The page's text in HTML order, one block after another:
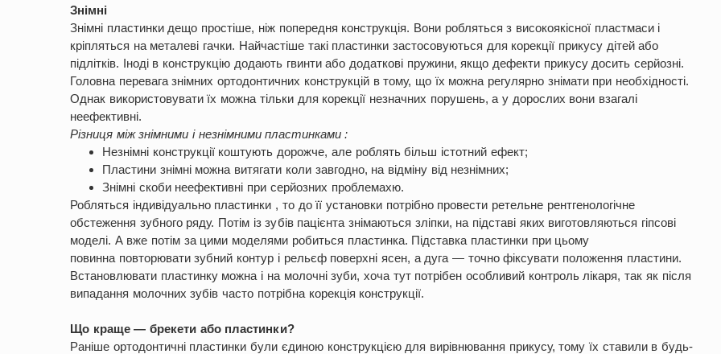
Знімні
Знімні пластинки дещо простіше, ніж попередня конструкція. Вони робляться з високоякісної пластмаси і
кріпляться на металеві гачки. Найчастіше такі пластинки застосовуються для корекції прикусу дітей або
підлітків. Іноді в конструкцію додають гвинти або додаткові пружини, якщо дефекти прикусу досить серйозні.
Головна перевага знімних ортодонтичних конструкцій в тому, що їх можна регулярно знімати при необхідності.
Однак використовувати їх можна тільки для корекції незначних порушень, а у дорослих вони взагалі
неефективні.
Різниця між знімними і незнімними пластинками :
Незнімні конструкції коштують дорожче, але роблять більш істотний ефект;
Пластини знімні можна витягати коли завгодно, на відміну від незнімних;
Знімні скоби неефективні при серйозних проблемахю.
Робляться індивідуально пластинки , то до її установки потрібно провести ретельне рентгенологічне
обстеження зубного ряду. Потім із зубів пацієнта знімаються зліпки, на підставі яких виготовляються гіпсові
моделі. А вже потім за цими моделями робиться пластинка. Підставка пластинки при цьому
повинна повторювати зубний контур і рельєф поверхні ясен, а дуга — точно фіксувати положення пластини.
Встановлювати пластинку можна і на молочні зуби, хоча тут потрібен особливий контроль лікаря, так як після
випадання молочних зубів часто потрібна корекція конструкції.
Що краще — брекети або пластинки?
Раніше ортодонтичні пластинки були єдиною конструкцією для вирівнювання прикусу, тому їх ставили в будь-